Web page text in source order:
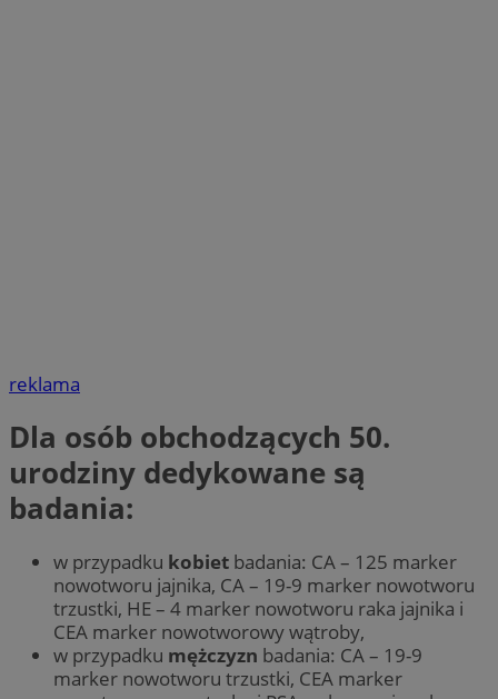
reklama
Dla osób obchodzących 50.
urodziny dedykowane są
badania:
w przypadku kobiet badania: CA – 125 marker
nowotworu jajnika, CA – 19-9 marker nowotworu
trzustki, HE – 4 marker nowotworu raka jajnika i
CEA marker nowotworowy wątroby,
w przypadku mężczyzn badania: CA – 19-9
marker nowotworu trzustki, CEA marker